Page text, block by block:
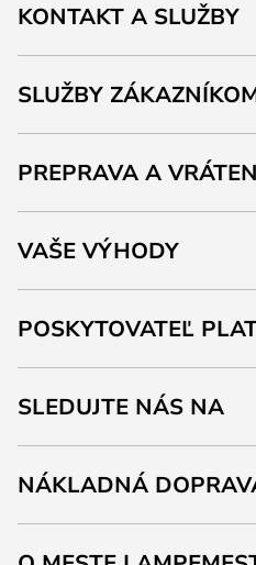
KONTAKT A SLUŽBY
SLUŽBY
PREPRAVA A
VAŠE VÝHODY
POSKYTOVATEĽ
SLEDUJTE NÁS NA
NÁKLADNÁ